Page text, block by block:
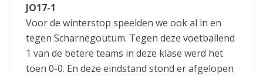
JO17-1
Voor de winterstop speelden we ook al in en
tegen Scharnegoutum. Tegen deze voetballend
1 van de betere teams in deze klase werd het
toen 0-0. En deze eindstand stond er afgelopen